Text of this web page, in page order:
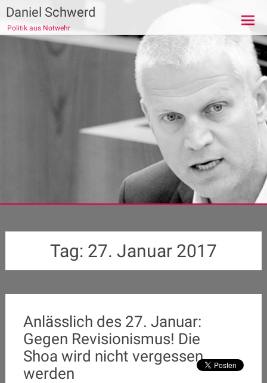
Zum
Inhalt
springen
Daniel Schwerd
Politik aus Notwehr
Tag: 27. Januar 2017
Anlässlich des 27. Januar:
Gegen Revisionismus! Die
Shoa wird nicht vergessen
werden